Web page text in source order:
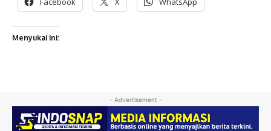
Menyukai ini:
- Advertisement -